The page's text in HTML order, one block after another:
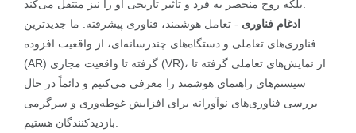
ادغام فناوری - تعامل هوشمند، فناوری پیشرفته. ما جدیدترین
فناوری‌های تعاملی و دستگاه‌های چندرسانه‌ای، از واقعیت افزوده
(AR) گرفته تا واقعیت مجازی (VR)، از نمایش‌های تعاملی گرفته تا
سیستم‌های راهنمای هوشمند را معرفی می‌کنیم و دائماً در حال
بررسی فناوری‌های نوآورانه برای افزایش غوطه‌وری و سرگرمی